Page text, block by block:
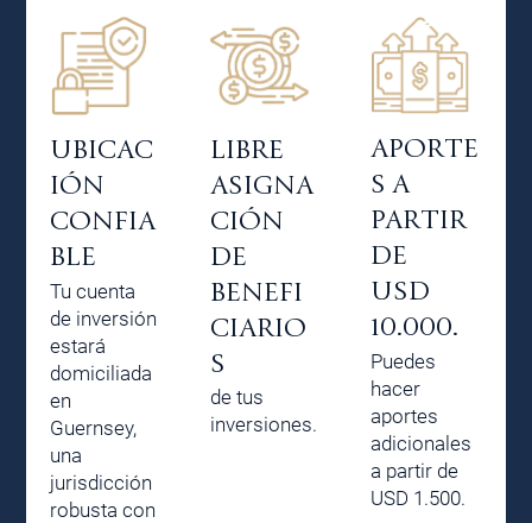
UBICAC
IÓN
CONFIA
BLE
Tu cuenta
de inversión
estará
domiciliada
en
Guernsey,
una
jurisdicción
robusta con
LIBRE
ASIGNA
CIÓN
DE
BENEFI
CIARIO
S
de tus
inversiones.
APORTE
S A
PARTIR
DE
USD
10.000.
Puedes
hacer
aportes
adicionales
a partir de
USD 1.500.